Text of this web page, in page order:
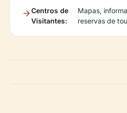
Centros de
Visitantes:
Mapas,
reservas de